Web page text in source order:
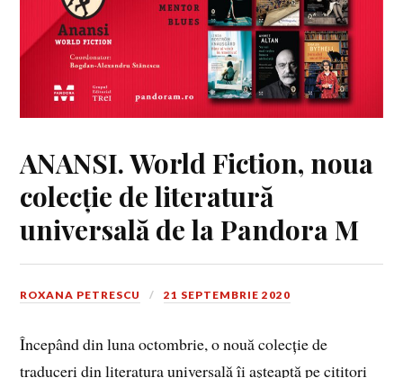
ANANSI. World Fiction, noua
colecție de literatură
universală de la Pandora M
ROXANA PETRESCU 21 SEPTEMBRIE 2020
Începând din luna octombrie, o nouă colecție de
traduceri din literatura universală îi așteaptă pe cititori